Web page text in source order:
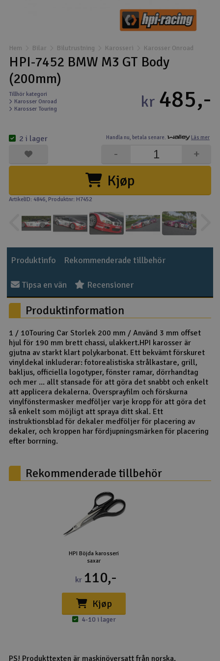
Drönare
Drönare för FPV
Flygplan
Helikopter
Kamerautrustning
Modellbygg- och byggsatser
Modelljärnväg
Motor & tillbehör
Radioutrustning
Raketer
Scooter & elfordon
Smarthem, lek och hobby
Solenergi
Verktyg, utrustning och tillbehör
Presentkort
Hem Bilar Bilutrustning Karosseri Karosser Onroad
HPI-7452 BMW M3 GT Body
(200mm)
Tillhör kategori
Karosser Onroad
Karosser Touring
Handla nu, betala senare. Läs mer
kr 485,-
Kjøp
+
-
2 i lager
ArtikelID: 4846, Produktnr: H7452
Produktinfo Rekommenderade tillbehör
Tipsa en vän Recensioner
Produktinformation
1 / 10Touring Car Storlek 200 mm / Använd 3 mm offset
hjul för 190 mm brett chassi, ulakkert.HPI karosser är
gjutna av starkt klart polykarbonat. Ett bekvämt förskuret
vinyldekal inkluderar: fotorealistiska strålkastare, grill,
bakljus, officiella logotyper, fönster ramar, dörrhandtag
och mer ... allt stansade för att göra det snabbt och enkelt
att applicera dekalerna. Översprayfilm och förskurna
vinylfönstermasker medföljer varje kropp för att göra det
så enkelt som möjligt att spraya ditt skal. Ett
instruktionsblad för dekaler medföljer för placering av
dekaler, och kroppen har fördjupningsmärken för placering
efter borrning.
Rekommenderade tillbehör
HPI Böjda karosseri
saxar
kr 110,-
Kjøp
4-10 i lager
PS! Produkttexten är maskinöversatt från norska.